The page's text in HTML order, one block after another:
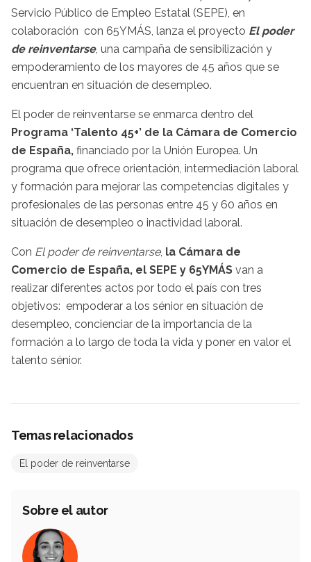
Servicio Público de Empleo Estatal (SEPE), en
colaboración con 65YMÁS, lanza el proyecto El poder
de reinventarse, una campaña de sensibilización y
empoderamiento de los mayores de 45 años que se
encuentran en situación de desempleo.
El poder de reinventarse se enmarca dentro del
Programa ‘Talento 45+’ de la Cámara de Comercio
de España, financiado por la Unión Europea. Un
programa que ofrece orientación, intermediación laboral
y formación para mejorar las competencias digitales y
profesionales de las personas entre 45 y 60 años en
situación de desempleo o inactividad laboral.
Con El poder de reinventarse, la Cámara de
Comercio de España, el SEPE y 65YMÁS van a
realizar diferentes actos por todo el país con tres
objetivos: empoderar a los sénior en situación de
desempleo, concienciar de la importancia de la
formación a lo largo de toda la vida y poner en valor el
talento sénior.
Temas relacionados
El poder de reinventarse
Sobre el autor